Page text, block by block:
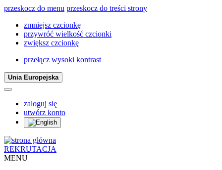
przeskocz do menu przeskocz do treści strony
zmniejsz czcionkę
przywróć wielkość czcionki
zwiększ czcionkę
przełącz wysoki kontrast
Unia Europejska
zaloguj się
utwórz konto
REKRUTACJA
MENU